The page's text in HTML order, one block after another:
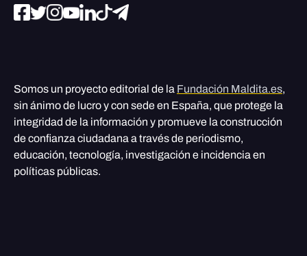
Somos un proyecto editorial de la Fundación Maldita.es,
sin ánimo de lucro y con sede en España, que protege la
integridad de la información y promueve la construcción
de confianza ciudadana a través de periodismo,
educación, tecnología, investigación e incidencia en
políticas públicas.